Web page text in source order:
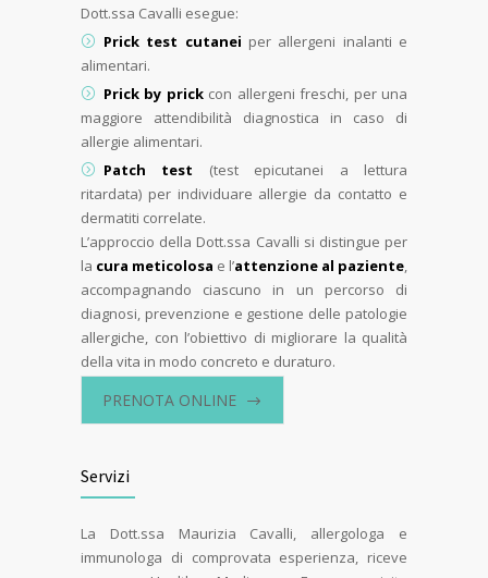
Dott.ssa Cavalli esegue:
Prick test cutanei per allergeni inalanti e
alimentari.
Prick by prickcon allergeni freschi, per una
maggiore attendibilità diagnostica in caso di
allergie alimentari.
Patch test (test epicutanei a lettura
ritardata) per individuare allergie da contatto e
dermatiti correlate.
L’approccio della Dott.ssa Cavalli si distingue per
la cura meticolosa e l’attenzione al paziente,
accompagnando ciascuno in un percorso di
diagnosi, prevenzione e gestione delle patologie
allergiche, con l’obiettivo di migliorare la qualità
della vita in modo concreto e duraturo.
PRENOTA ONLINE
Servizi
La Dott.ssa Maurizia Cavalli, allergologa e
immunologa di comprovata esperienza, riceve